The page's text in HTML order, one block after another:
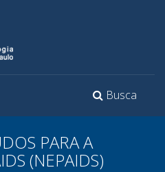
Toggle
Busca
PARA A
(NEPAIDS)